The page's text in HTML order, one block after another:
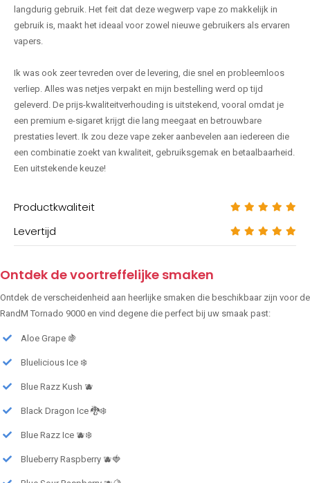
langdurig gebruik. Het feit dat deze wegwerp vape zo makkelijk in
gebruik is, maakt het ideaal voor zowel nieuwe gebruikers als ervaren
vapers.
Ik was ook zeer tevreden over de levering, die snel en probleemloos
verliep. Alles was netjes verpakt en mijn bestelling werd op tijd
geleverd. De prijs-kwaliteitverhouding is uitstekend, vooral omdat je
een premium e-sigaret krijgt die lang meegaat en betrouwbare
prestaties levert. Ik zou deze vape zeker aanbevelen aan iedereen die
een combinatie zoekt van kwaliteit, gebruiksgemak en betaalbaarheid.
Een uitstekende keuze!
Productkwaliteit
Levertijd
Ontdek de voortreffelijke smaken
Ontdek de verscheidenheid aan heerlijke smaken die beschikbaar zijn voor de
RandM Tornado 9000 en vind degene die perfect bij uw smaak past:
Aloe Grape 🍇
Bluelicious Ice ❄️
Blue Razz Kush 🫐
Black Dragon Ice 🐉❄️
Blue Razz Ice 🫐❄️
Blueberry Raspberry 🫐🍓